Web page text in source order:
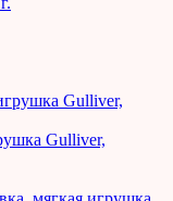
Gulliver,